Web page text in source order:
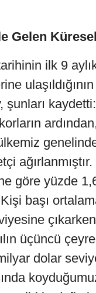
Gelen
ilk 9
ağırlanmıştır.
göre yüzde
Kişi başı
üçüncü
dolar